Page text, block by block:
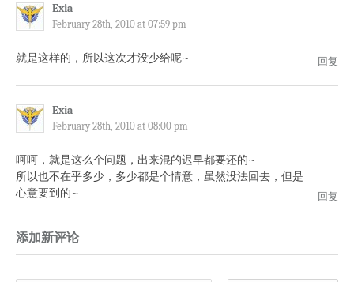
Exia
February 28th, 2010 at 07:59 pm
就是这样的，所以这次才没少给呢~ 回复
Exia
February 28th, 2010 at 08:00 pm
呵呵，就是这么个问题，出来混的迟早都要还的~
所以也不在乎多少，多少都是个情意，虽然没法回去，但是
心意要到的~
回复
添加新评论